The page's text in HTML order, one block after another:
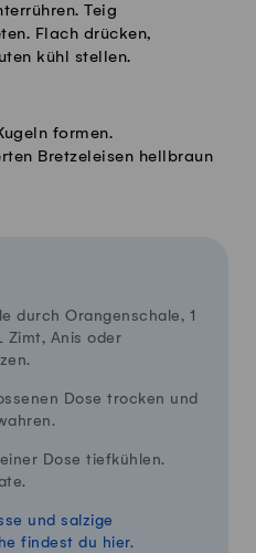
Teig
Flach drücken,
kühl stellen.
formen.
Bretzeleisen hellbraun
durch Orangenschale, 1
Zimt, Anis oder
Dose trocken und
Dose tiefkühlen.
und salzige
findest du hier.